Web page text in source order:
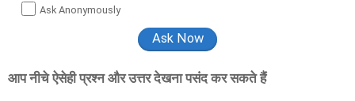
Ask Anonymously
आप नीचे ऐसेही प्रश्न और उत्तर देखना पसंद कर सकते हैं